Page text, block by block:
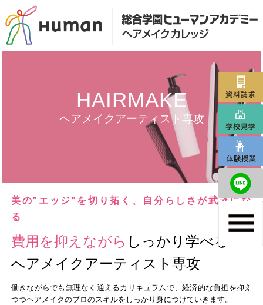
HAIRMAKE
ヘアメイクアーティスト専攻
美の”エッジ”を切り拓く、自分らしさが武器にな
る
費用を抑えながら しっかり学べる
へアメイクアーティスト専攻
働きながらでも無理なく通えるカリキュラムで、経済的な負担を抑え
つつヘアメイクのプロのスキルをしっかり身につけていきます。